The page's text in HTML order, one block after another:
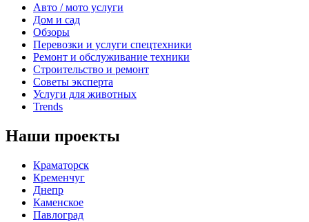
Авто / мото услуги
Дом и сад
Обзоры
Перевозки и услуги спецтехники
Ремонт и обслуживание техники
Строительство и ремонт
Советы эксперта
Услуги для животных
Trends
Наши проекты
Краматорск
Кременчуг
Днепр
Каменское
Павлоград